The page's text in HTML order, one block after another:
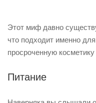
Этот миф давно
что подходит именно
просроченную
Питание